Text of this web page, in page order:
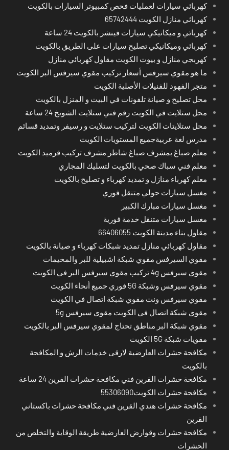
كهربائي سيارات لعمليات فحص كمبيوتر السيارات بالكويت
كهربائي منازل الكويت 65742444
كهربائي و ميكانيكي سيارات فينشر بالكويت 24 ساعة
كهربائي وميكانيكي تصليح سيارات على الطريق بالكويت
كهربجي منازل و بيوت الكويت مقاول كهربائي منازل
ما هو مقوي سيرفس أسعار تركيب مقوي سيرفس البر الكويت
متجر الفهود للفنيلات الأصلية الكويت
محل تصليح و صيانة تلفونات في البيت و المنزل بالكويت
محل ستلايت في الكويت رقم فني ستلايت الشويخ 24 ساعة
محل ستلايتات الكويت لتركيب ستلايت و رسيفر وتمديد قسائم
مدرس لغة عربيةجميع المستويات الكويت
معلم صباغ بمشرف صباغ شاطر مشرف تركيب قرميد الكويت
معلم فني سباك صحي بالكويت لتسليك المجاري
معلم كهرباء منازل و تمديد كهرباء و تصليح بالكويت
مغسل سيارات حولي متنقل فوري
مغسل سيارات مبارك الكبير
مغسل سيارات متنقل خدمة فورية
مقاول بناء مدينة الكويت 66406055
مقاول كهربائي منازل تمديد شبكات كهرباء و صيانة بالكويت
مقوي السيرفس مقوي شبكة اشبيلية للبر والمخيمات
مقوي سيرفس 4g تركيب مقوي سيرفس البر في الكويت
مقوي سيرفس وشبكة 5G فوري جميع أنحاء الكويت
مقوي سيرفس ونت مقوي شبكة اتصال في الكويت
مقوي شبكة اتصال في الكويت مقوي سيرفس 5g
مقوي شبكة البر مناطق تحتاج لمقوي سيرفس البر بالكويت
مقويات شبكة 5G الكويت
مكافحة حشرات العارضية لارقى خدمات الرش و المكافحة
بالكويت
مكافحة حشرات القرين فني مكافحة حشرات القرين 24 ساعة
مكافحة حشرات الكويت55306090
مكافحة حشرات هندي القرين فني مكافحة حشرات باكستاني
القرين
مكافحة حشرات وقوارض العارضية طريقة الوقاية والتخلص من
الحشرات